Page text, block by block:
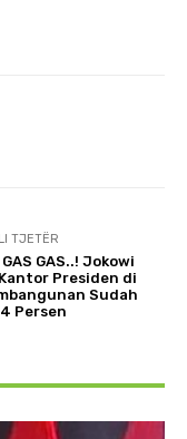
TJETËR
GAS GAS..! Jokowi
Presiden di
Sudah
Persen